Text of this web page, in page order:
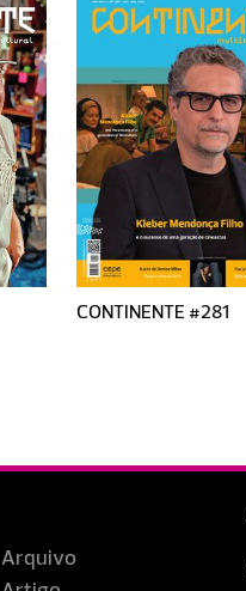
CONTINENTE #281
Arquivo